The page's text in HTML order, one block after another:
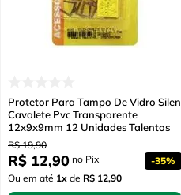
Protetor Para Tampo De Vidro Silen
Cavalete Pvc Transparente
12x9x9mm 12 Unidades Talentos
R$ 19,90
R$ 12,90 no Pix -35%
Ou em até 1x de R$ 12,90